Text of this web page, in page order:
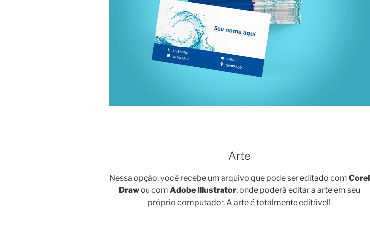
Arte
Nessa opção, você recebe um arquivo que pode ser editado comCorel
Drawou comAdobe Illustrator, onde poderá editar a arte em seu
próprio computador. A arte é totalmente editável!